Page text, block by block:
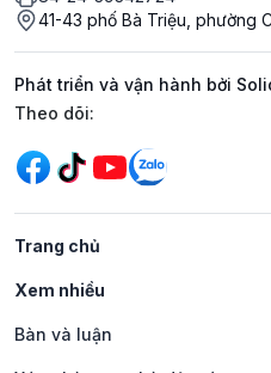
41-43 phố Bà Triệu, phường
Phát triển và vận hành bởi
Mạng xã hội
Theo dõi:
Trang chủ
Xem nhiều
Bàn và luận